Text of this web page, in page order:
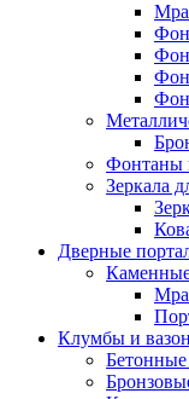
Фонтаны
Зеркала
Дверные
Клумбы и